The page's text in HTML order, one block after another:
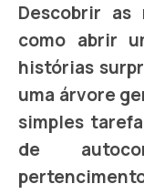
Descobrir as raízes da própria família é
como abrir
histórias
uma árvore
simples
de